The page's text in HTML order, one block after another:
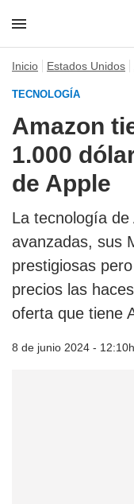
Inicio Estados Unidos
TECNOLOGÍA
Amazon
1.000
de Apple
La tecnología
avanzadas, sus
prestigiosas
precios las
oferta que tiene
8 de junio 2024 -